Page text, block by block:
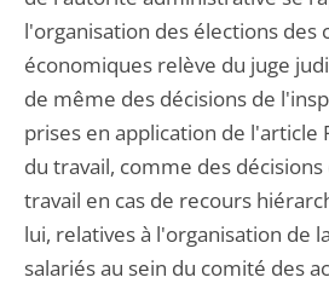
l'organisation des élections des
économiques relève du juge
de même des décisions de
prises en application de l'article
du travail, comme des
travail en cas de recours
lui, relatives à l'organisation de
salariés au sein du comité des